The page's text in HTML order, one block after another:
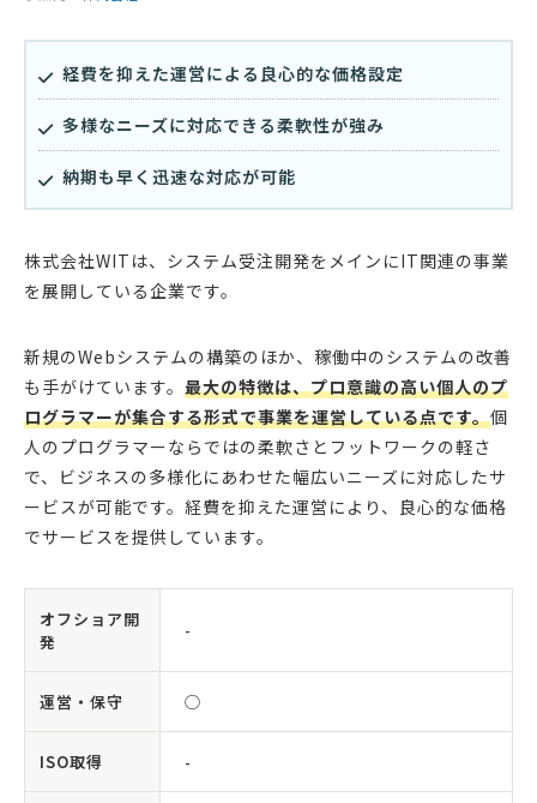
経費を抑えた運営による良心的な価格設定
多様なニーズに対応できる柔軟性が強み
納期も早く迅速な対応が可能
株式会社WITは、システム受注開発をメインにIT関連の事業
を展開している企業です。
新規のWebシステムの構築のほか、稼働中のシステムの改善
も手がけています。 最大の特徴は、プロ意識の高い個人のプ
ログラマーが集合する形式で事業を運営している点です。個
人のプログラマーならではの柔軟さとフットワークの軽さ
で、ビジネスの多様化にあわせた幅広いニーズに対応したサ
ービスが可能です。経費を抑えた運営により、良心的な価格
でサービスを提供しています。
オフショア開
発
-
運営・保守 ◯
ISO取得 -